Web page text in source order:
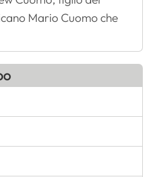
Mario Cuomo che